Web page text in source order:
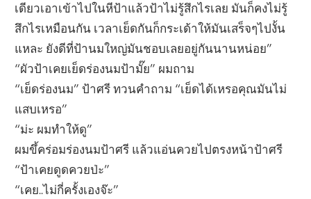
เดียวเอาเข้าไปในหีป้าแล้วป้าไม่รู้สึกไรเลย มันก็คงไม่รู้
สึกไรเหมือนกัน เวลาเย็ดกันก็กระเด้าให้มันเสร็จๆไปงั้น
แหละ ยังดีที่ป้านมใหญ่มันชอบเลยอยู่กันนานหน่อย”
“ผัวป้าเคยเย็ดร่องนมป้ามั๊ย” ผมถาม
“เย็ดร่องนม” ป้าศรี ทวนคำถาม “เย็ดได้เหรอคุณมันไม่
แสบเหรอ”
“ม่ะ ผมทำให้ดู”
ผมขึ้คร่อมร่องนมป้าศรี แล้วแอ่นควยไปตรงหน้าป้าศรี
“ป้าเคยดูดควยป่ะ”
“เคย..ไม่กี่ครั้งเองจ๊ะ”